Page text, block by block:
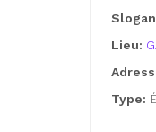
Lieu:
Type: